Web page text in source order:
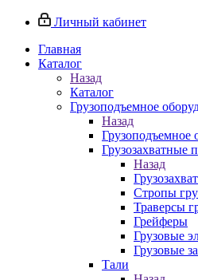
Личный кабинет
Главная
Каталог
Назад
Каталог
Грузоподъемное
Назад
Грузоподъемное
Грузозахватные
Назад
Стропы
Траверсы
Грейферы
Грузовые
Грузовые
Тали